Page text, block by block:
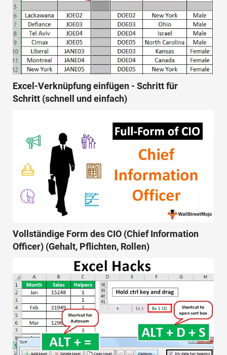
Excel-Verknüpfung einfügen - Schritt für
Schritt (schnell und einfach)
Vollständige Form des CIO (Chief Information
Officer) (Gehalt, Pflichten, Rollen)